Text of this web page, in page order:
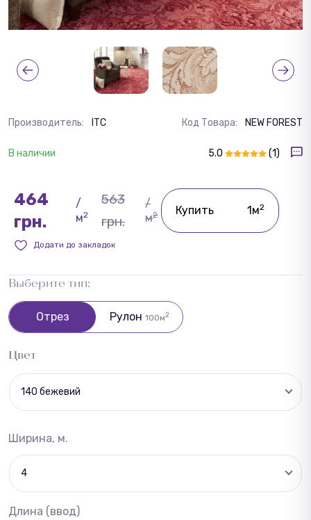
Производитель: ITC Код Товара: NEW FOREST
В наличии 5.0 (1)
464
грн.
/
м2
563
грн.
/
м2 Купить 1м2
Додати до закладок
Выберите тип:
Рулон 100м2
Отрез
Цвет
140 бежевий
Ширина, м.
4
Длина (ввод)